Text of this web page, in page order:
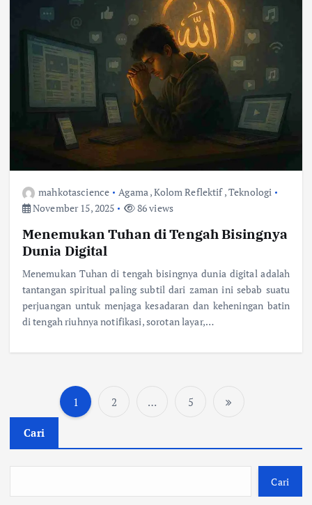
mahkotascience Agama,Kolom Reflektif,Teknologi
November 15, 2025
86 views
Menemukan Tuhan di Tengah Bisingnya
Dunia Digital
Menemukan Tuhan di tengah bisingnya dunia digital adalah
tantangan spiritual paling subtil dari zaman ini sebab suatu
perjuangan untuk menjaga kesadaran dan keheningan batin
di tengah riuhnya notifikasi, sorotan layar,…
P
a
g
1 2 … 5
Cari
Cari